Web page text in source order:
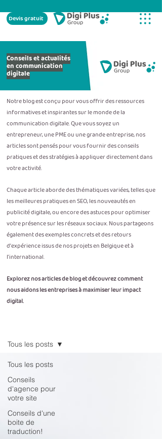
Devis gratuit
Conseils et actualités
en communication
digitale
Notre blog est conçu pour vous offrir des ressources
informatives et inspirantes sur le monde de la
communication digitale. Que vous soyez un
entrepreneur, une PME ou une grande entreprise, nos
articles sont pensés pour vous fournir des conseils
pratiques et des stratégies à appliquer directement dans
votre activité.
Chaque article aborde des thématiques variées, telles que
les meilleures pratiques en SEO, les nouveautés en
publicité digitale, ou encore des astuces pour optimiser
votre présence sur les réseaux sociaux. Nous partageons
également des exemples concrets et des retours
d'expérience issus de nos projets en Belgique et à
l’international.
Explorez nos articles de blog et découvrez comment
nous aidons les entreprises à maximiser leur impact
digital.
Tous les posts
Conseils
d'agence pour
votre site
Conseils d'une
boite de
traduction!
Tous les posts